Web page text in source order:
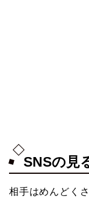
SNSの見
相手はめんどく